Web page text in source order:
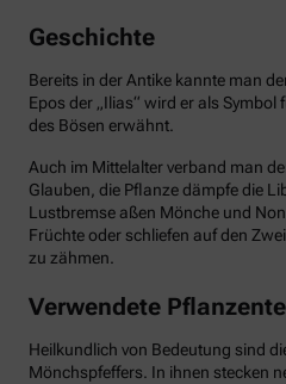
Geschichte
Bereits in der Antike kannte man
Epos der „Ilias“ wird er als
des Bösen erwähnt.
Auch im Mittelalter verband man
Glauben, die Pflanze dämpfe die
Lustbremse aßen Mönche und
Früchte oder schliefen auf den
zu zähmen.
Verwendete
Heilkundlich von Bedeutung sind
Mönchspfeffers. In ihnen stecken